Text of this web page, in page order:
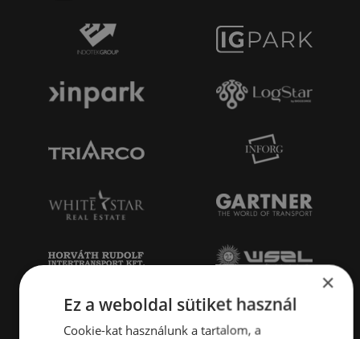
×
Ez a weboldal sütiket használ
Cookie-kat használunk a tartalom, a